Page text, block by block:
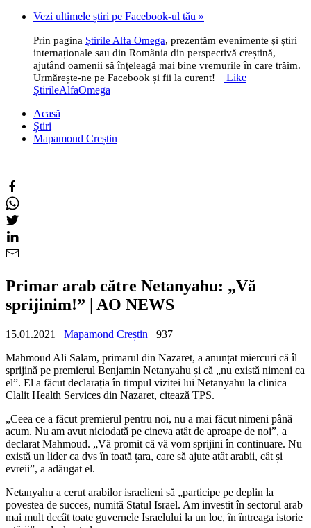
Vezi ultimele știri pe Facebook-ul tău »
Prin pagina Știrile Alfa Omega, prezentăm evenimente și știri
internaționale sau din România din perspectivă creștină,
ajutând oamenii să înțeleagă mai bine vremurile în care trăim.
Urmărește-ne pe Facebook și fii la curent!
Like
ȘtirileAlfaOmega
Acasă
Știri
Mapamond Creștin
Primar arab către Netanyahu: „Vă
sprijinim!” | AO NEWS
15.01.2021 Mapamond Creștin
937
Mahmoud Ali Salam, primarul din Nazaret, a anunțat miercuri că îl
sprijină pe premierul Benjamin Netanyahu și că „nu există nimeni ca
el”. El a făcut declarația în timpul vizitei lui Netanyahu la clinica
Clalit Health Services din Nazaret, citează TPS.
„Ceea ce a făcut premierul pentru noi, nu a mai făcut nimeni până
acum. Nu am avut niciodată pe cineva atât de aproape de noi”, a
declarat Mahmoud. „Vă promit că vă vom sprijini în continuare. Nu
există un lider ca dvs în toată țara, care să ajute atât arabii, cât și
evreii”, a adăugat el.
Netanyahu a cerut arabilor israelieni să „participe pe deplin la
povestea de succes, numită Statul Israel. Am investit în sectorul arab
mai mult decât toate guvernele Israelului la un loc, în întreaga istorie